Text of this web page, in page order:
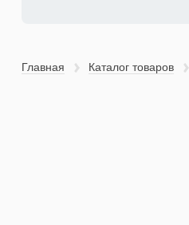
Главная Каталог товаров